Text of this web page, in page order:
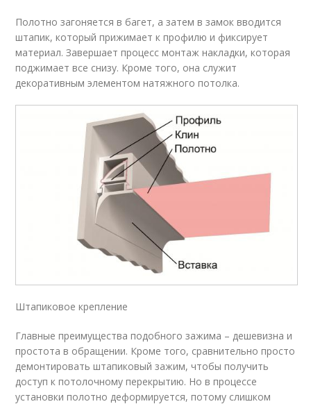
Полотно загоняется в багет, а затем в замок вводится
штапик, который прижимает к профилю и фиксирует
материал. Завершает процесс монтаж накладки, которая
поджимает все снизу. Кроме того, она служит
декоративным элементом натяжного потолка.
Штапиковое крепление
Главные преимущества подобного зажима – дешевизна и
простота в обращении. Кроме того, сравнительно просто
демонтировать штапиковый зажим, чтобы получить
доступ к потолочному перекрытию. Но в процессе
установки полотно деформируется, потому слишком